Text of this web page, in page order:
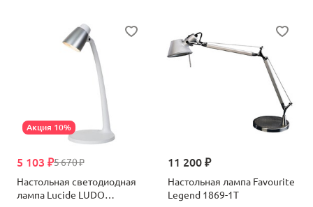
Акция 10%
5 670 ₽
5 103 ₽
Настольная светодиодная
лампа Lucide LUDO
11 200 ₽
Настольная лампа Favourite
Legend 1869-1T